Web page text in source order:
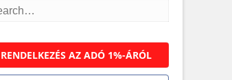
RENDELKEZÉS AZ ADÓ 1%-ÁRÓL